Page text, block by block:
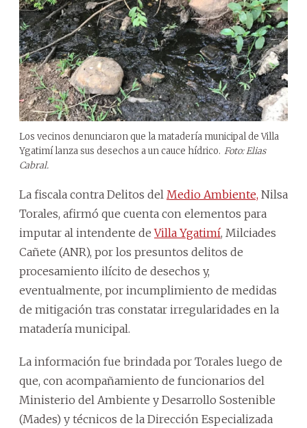
Los vecinos denunciaron que la matadería municipal de Villa
Ygatimí lanza sus desechos a un cauce hídrico. Foto: Elias
Cabral.
La fiscala contra Delitos del Medio Ambiente, Nilsa
Torales, afirmó que cuenta con elementos para
imputar al intendente deVilla Ygatimí, Milciades
Cañete (ANR), por los presuntos delitos de
procesamiento ilícito de desechos y,
eventualmente, por incumplimiento de medidas
de mitigación tras constatar irregularidades en la
matadería municipal.
La información fue brindada por Torales luego de
que, con acompañamiento de funcionarios del
Ministerio del Ambiente y Desarrollo Sostenible
(Mades) y técnicos de la Dirección Especializada